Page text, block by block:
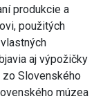
produkcie a
použitých
aj výpožičky
zo Slovenského
múzea